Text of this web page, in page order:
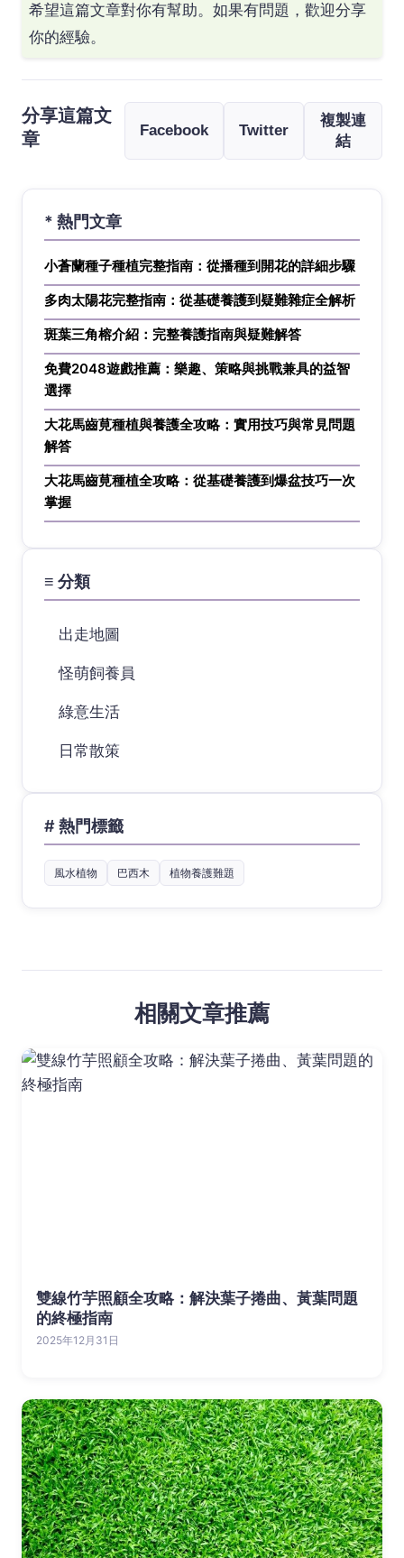
希望這篇文章對你有幫助。如果有問題，歡迎分享
你的經驗。
分享這篇文
章
Facebook Twitter
複製連
結
* 熱門文章
小蒼蘭種子種植完整指南：從播種到開花的詳細步驟
多肉太陽花完整指南：從基礎養護到疑難雜症全解析
斑葉三角榕介紹：完整養護指南與疑難解答
免費2048遊戲推薦：樂趣、策略與挑戰兼具的益智
選擇
大花馬齒莧種植與養護全攻略：實用技巧與常見問題
解答
大花馬齒莧種植全攻略：從基礎養護到爆盆技巧一次
掌握
≡ 分類
出走地圖
怪萌飼養員
綠意生活
日常散策
# 熱門標籤
風水植物 巴西木 植物養護難題
相關文章推薦
雙線竹芋照顧全攻略：解決葉子捲曲、黃葉問題
的終極指南
2025年12月31日